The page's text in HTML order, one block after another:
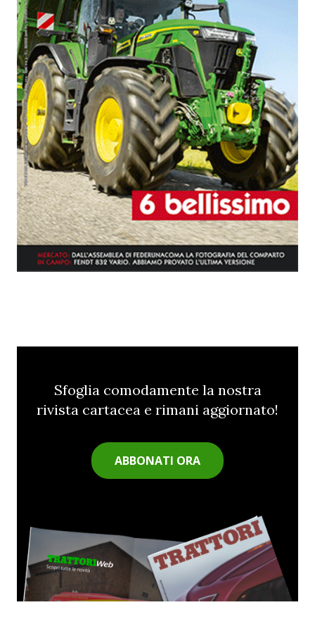
Sfoglia comodamente la nostra
rivista cartacea e rimani aggiornato!
ABBONATI ORA